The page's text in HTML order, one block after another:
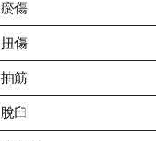
瘀傷
扭傷
抽筋
脫臼